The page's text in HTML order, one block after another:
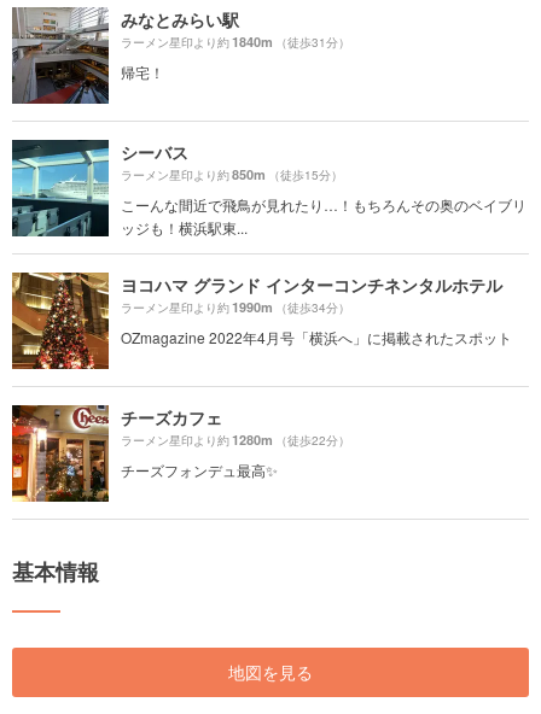
みなとみらい駅
ラーメン星印より約1840m （徒歩31分）
帰宅！
シーバス
ラーメン星印より約850m （徒歩15分）
こーんな間近で飛鳥が見れたり…！もちろんその奥のベイブリ
ッジも！横浜駅東...
ヨコハマ グランド インターコンチネンタルホテル
ラーメン星印より約1990m （徒歩34分）
OZmagazine 2022年4月号「横浜へ」に掲載されたスポット
チーズカフェ
ラーメン星印より約1280m （徒歩22分）
チーズフォンデュ最高✨
基本情報
地図を見る